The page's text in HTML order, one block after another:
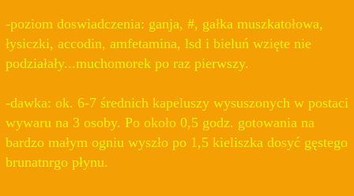
-poziom doswiadczenia: ganja, #, gałka muszkatołowa,
łysiczki, accodin, amfetamina, lsd i bieluń wzięte nie
podziałały...muchomorek po raz pierwszy.
-dawka: ok. 6-7 średnich kapeluszy wysuszonych w postaci
wywaru na 3 osoby. Po około 0,5 godz. gotowania na
bardzo małym ogniu wyszło po 1,5 kieliszka dosyć gęstego
brunatnrgo płynu.